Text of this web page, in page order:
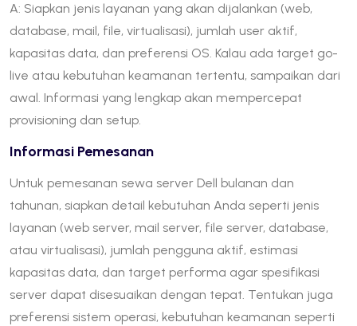
A: Siapkan jenis layanan yang akan dijalankan (web,
database, mail, file, virtualisasi), jumlah user aktif,
kapasitas data, dan preferensi OS. Kalau ada target go-
live atau kebutuhan keamanan tertentu, sampaikan dari
awal. Informasi yang lengkap akan mempercepat
provisioning dan setup.
Informasi Pemesanan
Untuk pemesanan sewa server Dell bulanan dan
tahunan, siapkan detail kebutuhan Anda seperti jenis
layanan (web server, mail server, file server, database,
atau virtualisasi), jumlah pengguna aktif, estimasi
kapasitas data, dan target performa agar spesifikasi
server dapat disesuaikan dengan tepat. Tentukan juga
preferensi sistem operasi, kebutuhan keamanan seperti